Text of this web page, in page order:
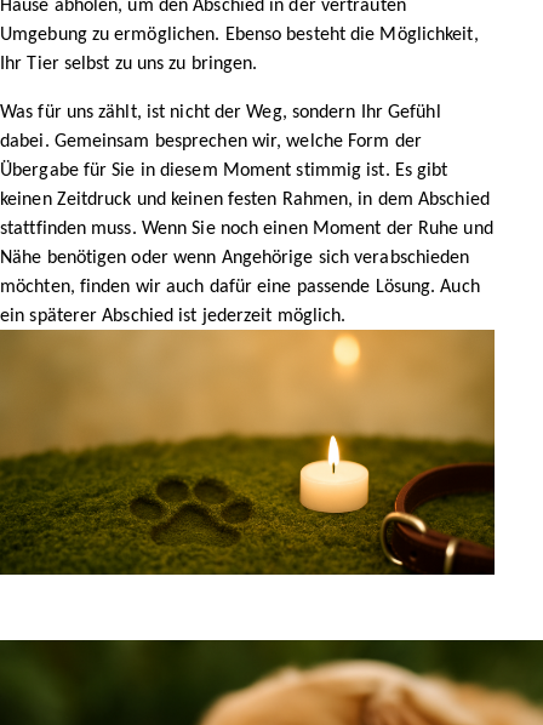
Umgebung zu ermöglichen. Ebenso besteht die Möglichkeit,
Ihr Tier selbst zu uns zu bringen.
Was für uns zählt, ist nicht der Weg, sondern Ihr Gefühl
dabei. Gemeinsam besprechen wir, welche Form der
Übergabe für Sie in diesem Moment stimmig ist. Es gibt
keinen Zeitdruck und keinen festen Rahmen, in dem Abschied
stattfinden muss. Wenn Sie noch einen Moment der Ruhe und
Nähe benötigen oder wenn Angehörige sich verabschieden
möchten, finden wir auch dafür eine passende Lösung. Auch
ein späterer Abschied ist jederzeit möglich.